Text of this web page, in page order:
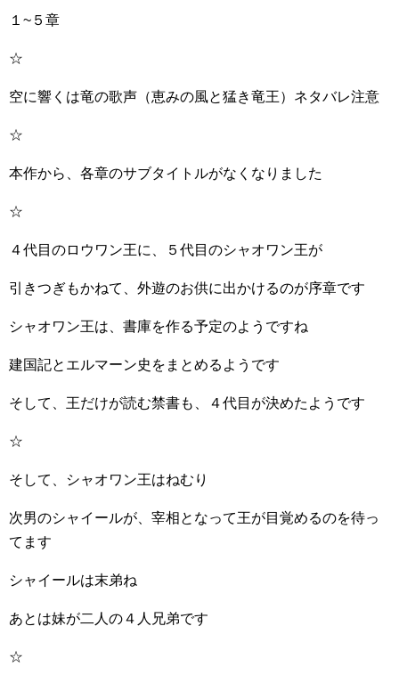
１~５章
☆
空に響くは竜の歌声（恵みの風と猛き竜王）ネタバレ注意
☆
本作から、各章のサブタイトルがなくなりました
☆
４代目のロウワン王に、５代目のシャオワン王が
引きつぎもかねて、外遊のお供に出かけるのが序章です
シャオワン王は、書庫を作る予定のようですね
建国記とエルマーン史をまとめるようです
そして、王だけが読む禁書も、４代目が決めたようです
☆
そして、シャオワン王はねむり
次男のシャイールが、宰相となって王が目覚めるのを待っ
てます
シャイールは末弟ね
あとは妹が二人の４人兄弟です
☆